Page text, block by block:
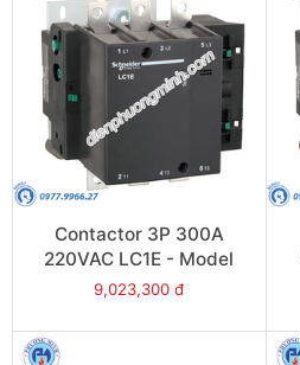
Contactor 3P 300A
220VAC LC1E - Model
LC1E300M6
9,023,300 đ